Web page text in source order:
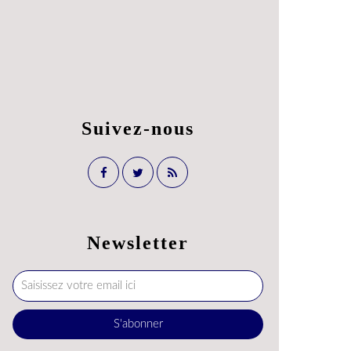
Newsletter
Suivez-nous